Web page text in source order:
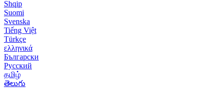
Shqip
Suomi
Svenska
Tiếng Việt
Türkçe
ελληνικά
Български
Русский
தமிழ்
తెలుగు